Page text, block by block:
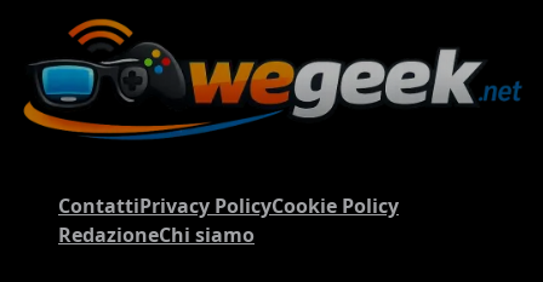
ContattiPrivacy PolicyCookie Policy
RedazioneChi siamo